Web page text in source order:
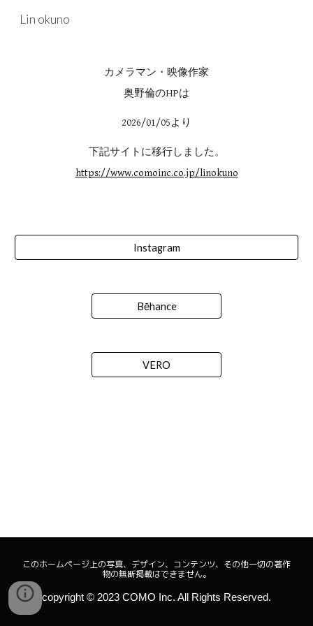
Skip to main content
Lin okuno
カメラマン・映像作家
奥野倫のHPは
2026/01/05より
下記サイトに移行しました。
https://www.comoinc.co.jp/linokuno
Instagram
Bēhance
VERO
このホームページ上の写真、デザイン、コンテンツ、その他一切の著作
物の無断掲載はできません。
copyright ©︎ 2023 COMO Inc. All Rights Reserved.